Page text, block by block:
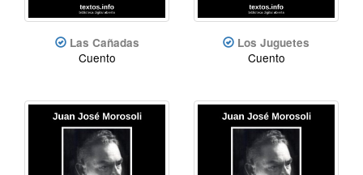
Las Cañadas
Cuento
Los Juguetes
Cuento